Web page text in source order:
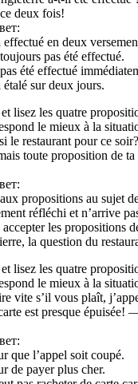
deux fois!
en deux
pas été effectué.
été effectué
sur deux jours.
lisez les quatre
le mieux à la
le restaurant pour ce
toute proposition de ta
propositions au sujet
réfléchi et n’arrive
les propositions
la question du
lisez les quatre
le mieux à la
vite s’il vous plaît,
est presque épuisée!
que l’appel soit coupé.
de payer plus cher.